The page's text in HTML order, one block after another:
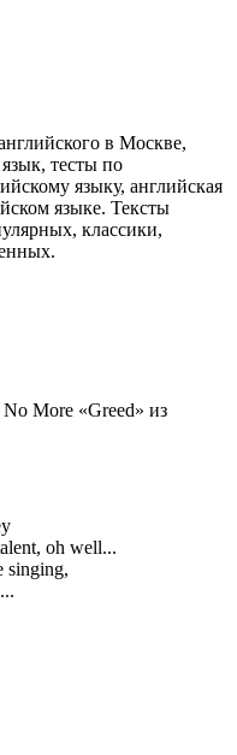
More «Greed» из
oh well...
singing,